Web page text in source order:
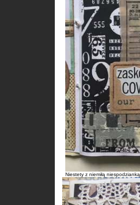
Niestety z niemiłą niespodzianką